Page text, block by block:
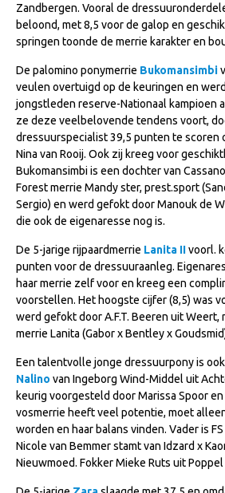
Evenementen
NRPS Select Sale
NRPS Keuringen
Hengstenkeuring
Regionale Keuringen
Nationale Keuring
Late Veulenkeuring
ABOP
Sport
Wereldkampioenschap Jonge
Dutch Pony Championship
Evenementen
Arabian Horse Events
Arabissimo
Veulenregistratie
Zoek een NRPS paard
Zandbergen. Vooral de
beloond, met 8,5 voor de galop en
springen toonde de merrie karakter en
De palomino ponymerrie Bukomansimbi
veulen overtuigd op de keuringen en
jongstleden reserve-Nationaal kampioen
ze deze veelbelovende tendens voort,
dressuurspecialist 39,5 punten te scoren
Nina van Rooij. Ook zij kreeg voor
Bukomansimbi is een dochter van
Forest merrie Mandy ster, prest.sport
Sergio) en werd gefokt door Manouk de
die ook de eigenaresse nog is.
De 5-jarige rijpaardmerrie Lanita I​Ivoorl.
punten voor de dressuuraanleg.
haar merrie zelf voor en kreeg een
voorstellen. Het hoogste cijfer (8,5) was
werd gefokt door A.F.T. Beeren uit Weert,
merrie Lanita (Gabor x Bentley x
Een talentvolle jonge dressuurpony is
Nalino van Ingeborg Wind-Middel uit
keurig voorgesteld door Marissa Spoor
vosmerrie heeft veel potentie, moet
worden en haar balans vinden. Vader is
Nicole van Bemmer stamt van Idzard x
Nieuwmoed. Fokker Mieke Ruts uit Poppel